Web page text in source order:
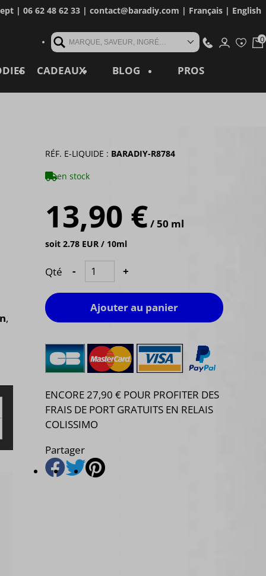
| 06 62 48 62 33 | contact@baradiy.com | Français| English
MARQUE, SAVEUR, INGRÉDIENT, RÉFÉRENCE, MOT CLÉ...
CADEAUX BLOG PROS
,
RÉF. E-LIQUIDE : BARADIY-R8784
en stock
13,90 €/ 50 ml
soit 2.78 EUR / 10ml
Qté - +
Ajouter au panier
ENCORE 27,90 € POUR PROFITER DES
FRAIS DE PORT GRATUITS EN RELAIS
COLISSIMO
Partager